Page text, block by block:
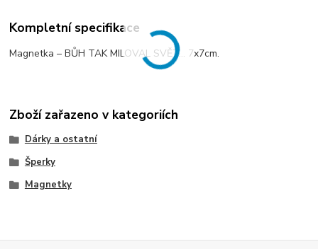
Kompletní specifikace
Magnetka – BŮH TAK MILOVAL SVĚT… 7x7cm.
Zboží zařazeno v kategoriích
Dárky a ostatní
Šperky
Magnetky